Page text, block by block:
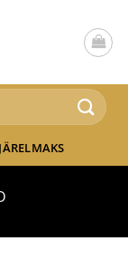
JÄRELMAKS